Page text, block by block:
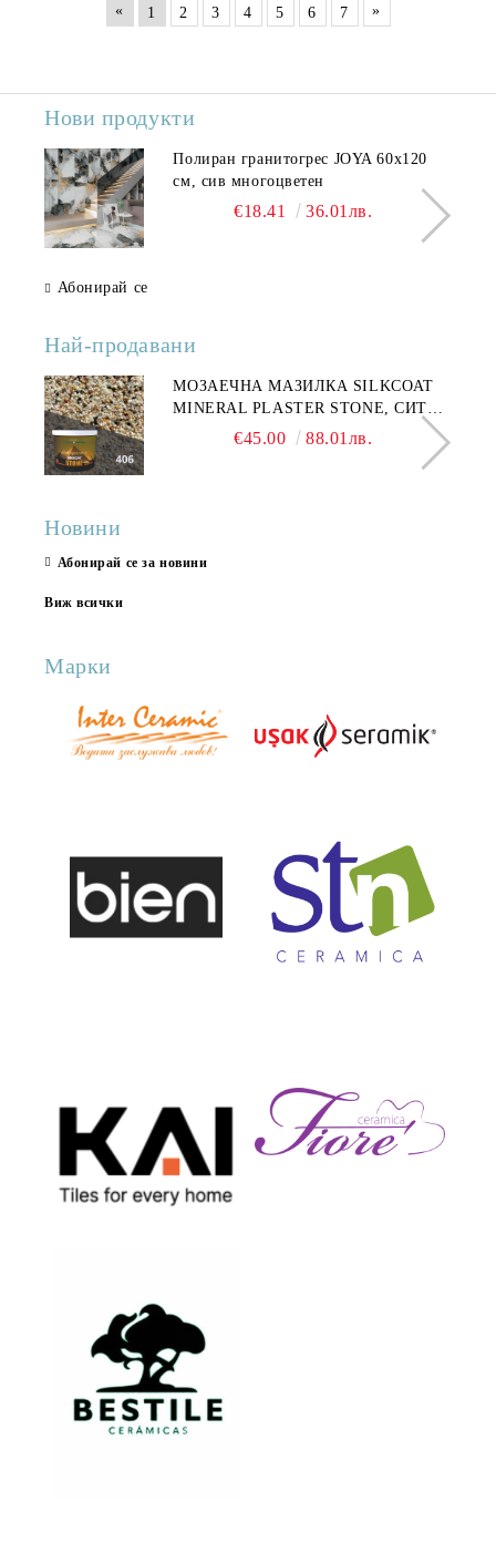
«
1 2 3 4 5 6 7 »
Нови продукти
Полиран гранитогрес JOYA 60x120
см, сив многоцветен
€18.41 36.01лв.
Абонирай се
Най-продавани
МОЗАЕЧНА МАЗИЛКА SILKCOAT
MINERAL PLASTER STONE, СИТЕН
КАМЪК 406 25КГ
€45.00 88.01лв.
Новини
Абонирай се за новини
Виж всички
Марки